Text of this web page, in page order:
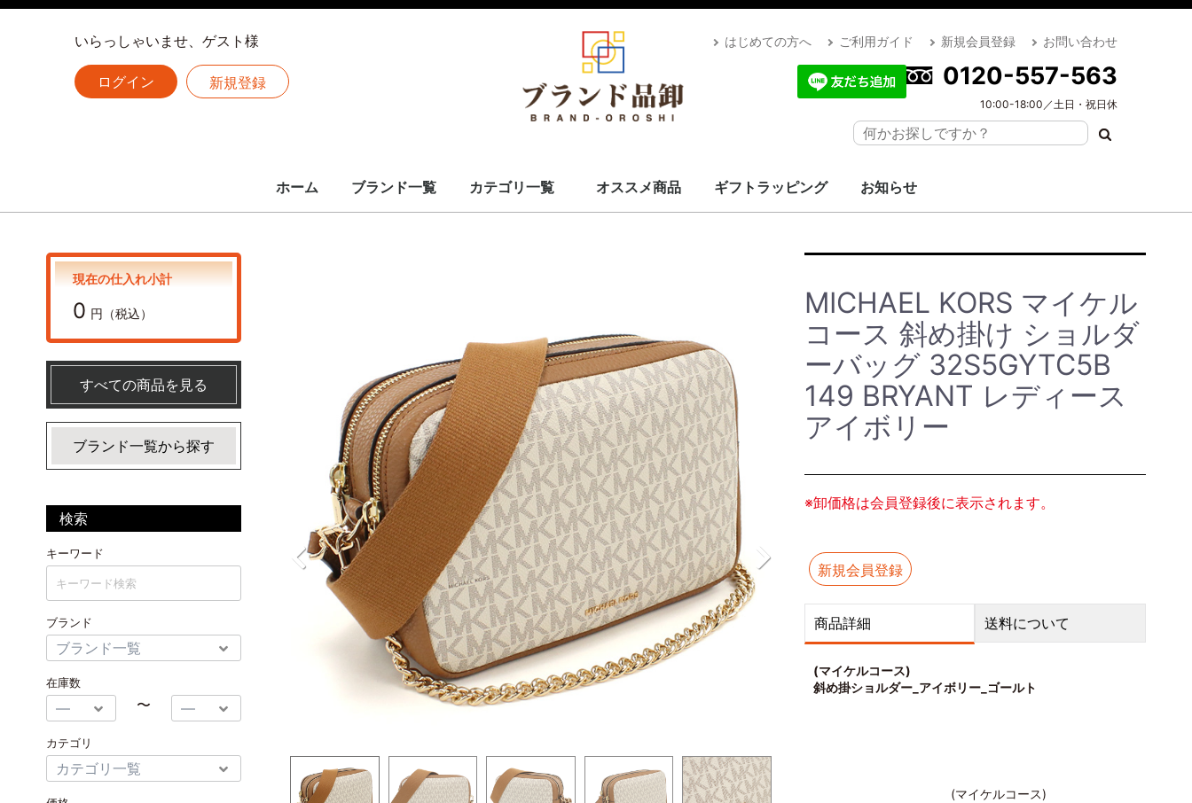
いらっしゃいませ、ゲスト様
ログイン 新規登録
はじめての方へ ご利用ガイド 新規会員登録 お問い合わせ
0120-557-563
10:00-18:00／土日・祝日休
ホーム ブランド一覧 カテゴリ一覧
スカーフ・マフラー
コート・上着
小物・筆記
バッグ＆ポーチ
財布
腕時計
サングラス、ゴーグル
アロマ＆フレグランス
帽子
靴
ベルト
ネクタイ
アパレル
ベビー用品
靴下・下着
アクセサリ
ペット用品
ギフトラッピング
その他
ALEXANDRE DE PARIS
BRIEFING FONDATION LOUIS VUITTON
CANADA GOOSE
UGG
Stefano Corsini
CAPE HORN
ZANELLATO
IL BISONTE
Vivienne Westwood
GIANNI CHIARINI
CARBOTTI
THENORTHFACE
Advisor
Kahler
Arabia
PATOU
Mackage
Satellite
Carhartt
Banyan's Visa Bay
CUTTER&BUCK
MARKET
PHARMACY
MC2 SAINT
GIORGIO ARMANI
STONEISLAND
YUZEFI
J&M DAVIDSON
Vivienne Westwood
14BROS
STAMERRA
SEE BY CHLOE
PENDLETON
OPENING CEREMONY
MSGM
LACOSTE
Kiton
KAPPA GOLF
HYDROGEN
本間ゴルフ
GOLDEN GOOSE
FRED PERRY
EA7
DROLE DE MONSIEUR
CULTI
Conklin
BUNNIES BY THE BAY
BRUNELLO CUCINELLI
Brioni
BROOKLYN HAT
AVentiQuattrore
ARMANI EXCHANGEADIDAS BY STELLA MCCARTNEY
APEDE MOD
VALEXTRA
MM6
MAISON KITSUNE
ISABEL MARANT
Sara Burglar
Zeus+Dione
Alexander McQueen
MaxMara
Maison Margiela
NIKE
ROLEX
AMI PARIS
JIL SANDER
TOD's
OFF-WHITE
Chloé
MARNI
STELLA MCCARTNEY
CELINE
Karl Lagerfeld
MOOSE KNUCKLES
CANADA GOOSE COMME des GARÇONS
BALMAIN
KENZO
TOM FORD
LOEWE
USED
Dr.Martens
GREGORY
TOMMY HILFIGER
CHARLES JOURDAN
MISSONI
VERSACE
LANVAN
Lunaria Cashmere
WOOLRICH
Côte&Ciel
MONTECORE
MONCLER
MARIMEKKO
DIOR
MIUMIU
Ray-Ban
POLICE
LAVENHAM
VALENTINO
IL BISONTE
HUGO BOSS
TATRAS
Le Sport sac
GOYARD
GIVENCHY
FRANKIE MORELLO
BORGIOLI
GHERARDINI
MARC JACOBS
OUTLET
TORY BURCH
DUVETICA
GLENROYAL
BVLGARI
BURBERRY
BERLUTI
BOTTEGA VENETA
BALENCIAGA
RALPH LAUREN
PRIMA CLASSE
PRADA
Paul Smith
MICHAEL KORS
LONGCHAMP
JIMMY CHOO
JACK SPADE
Jacques Britt
GUCCI
FURLA
FERRAGAMO
FENDI
FELISI
DUNHILL
DOLCE&GABBANA D&G
DIESEL
Di Giorgio
COACH
Christian Louboutin
CALVIN KLEIN
BALLY
CADINI
FEILER
BARK
MCM
Saint Laurent
Orobianco
EMPORIO ARMANI
HERMES
CHANEL
LOUIS VUITTON
オススメ商品 ギフトラッピング お知らせ
現在の仕入れ小計
0 円（税込）
すべての商品を見る
ブランド一覧から探す
検索
キーワード
ブランド
在庫数
〜
カテゴリ
MICHAEL KORS マイケル
コース 斜め掛け ショルダ
ーバッグ 32S5GYTC5B
149 BRYANT レディース
アイボリー
※卸価格は会員登録後に表示されます。
新規会員登録
商品詳細 送料について
(マイケルコース)
斜め掛ショルダー_アイボリー_ゴールト
(マイケルコース)